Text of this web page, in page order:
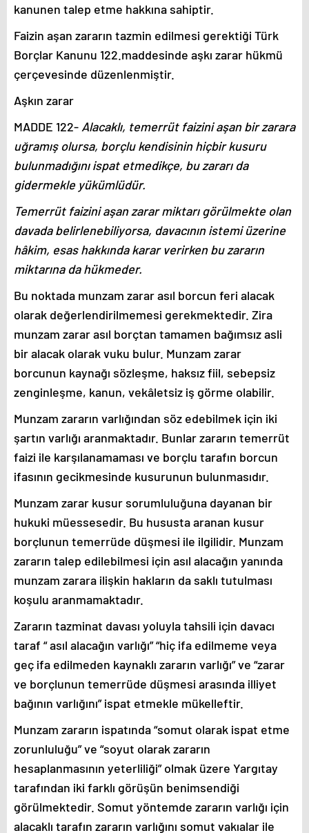
kanunen talep etme hakkına sahiptir.
Faizin aşan zararın tazmin edilmesi gerektiği Türk
Borçlar Kanunu 122.maddesinde aşkı zarar hükmü
çerçevesinde düzenlenmiştir.
Aşkın zarar
MADDE 122- Alacaklı, temerrüt faizini aşan bir zarara
uğramış olursa, borçlu kendisinin hiçbir kusuru
bulunmadığını ispat etmedikçe, bu zararı da
gidermekle yükümlüdür.
Temerrüt faizini aşan zarar miktarı görülmekte olan
davada belirlenebiliyorsa, davacının istemi üzerine
hâkim, esas hakkında karar verirken bu zararın
miktarına da hükmeder.
Bu noktada munzam zarar asıl borcun feri alacak
olarak değerlendirilmemesi gerekmektedir. Zira
munzam zarar asıl borçtan tamamen bağımsız asli
bir alacak olarak vuku bulur. Munzam zarar
borcunun kaynağı sözleşme, haksız fiil, sebepsiz
zenginleşme, kanun, vekâletsiz iş görme olabilir.
Munzam zararın varlığından söz edebilmek için iki
şartın varlığı aranmaktadır. Bunlar zararın temerrüt
faizi ile karşılanamaması ve borçlu tarafın borcun
ifasının gecikmesinde kusurunun bulunmasıdır.
Munzam zarar kusur sorumluluğuna dayanan bir
hukuki müessesedir. Bu hususta aranan kusur
borçlunun temerrüde düşmesi ile ilgilidir. Munzam
zararın talep edilebilmesi için asıl alacağın yanında
munzam zarara ilişkin hakların da saklı tutulması
koşulu aranmamaktadır.
Zararın tazminat davası yoluyla tahsili için davacı
taraf “ asıl alacağın varlığı” “hiç ifa edilmeme veya
geç ifa edilmeden kaynaklı zararın varlığı” ve “zarar
ve borçlunun temerrüde düşmesi arasında illiyet
bağının varlığını” ispat etmekle mükelleftir.
Munzam zararın ispatında “somut olarak ispat etme
zorunluluğu” ve “soyut olarak zararın
hesaplanmasının yeterliliği” olmak üzere Yargıtay
tarafından iki farklı görüşün benimsendiği
görülmektedir. Somut yöntemde zararın varlığı için
alacaklı tarafın zararın varlığını somut vakıalar ile